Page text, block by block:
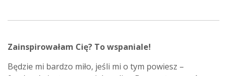
Zainspirowałam Cię? To wspaniale!
Będzie mi bardzo miło, jeśli mi o tym powiesz –